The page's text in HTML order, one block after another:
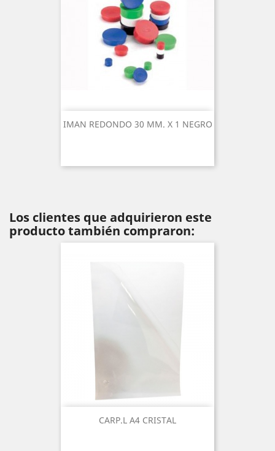
IMAN REDONDO 30 MM. X 1 NEGRO
Los clientes que adquirieron este
producto también compraron:
CARP.L A4 CRISTAL